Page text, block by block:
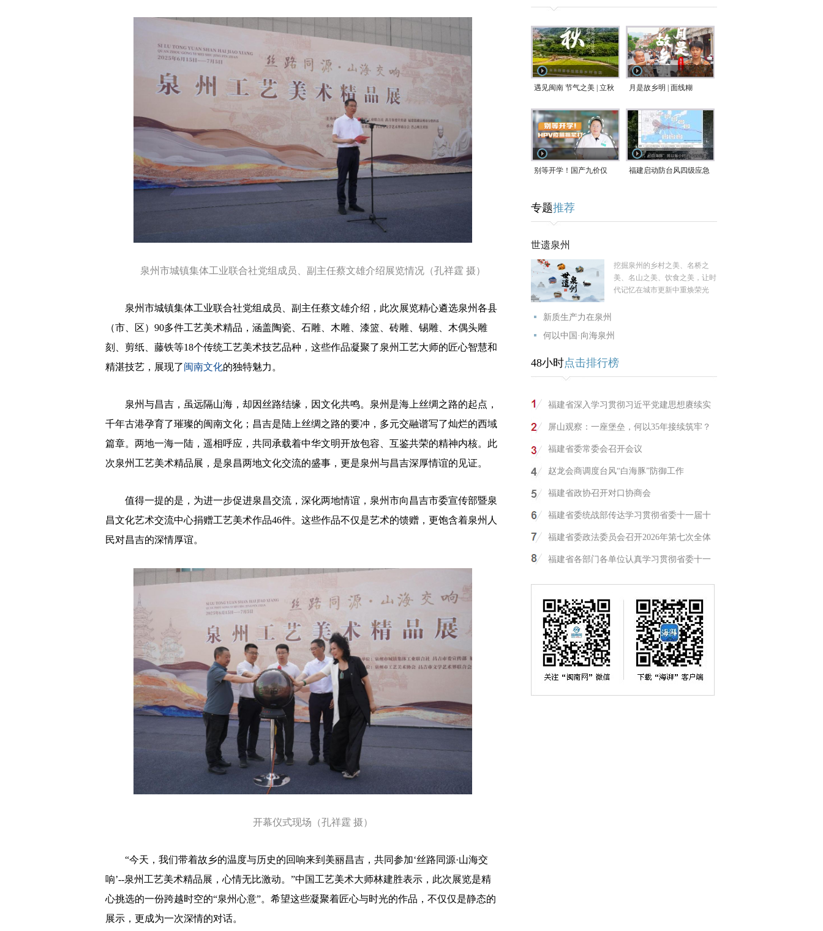
泉州市城镇集体工业联合社党组成员、副主任蔡文雄介绍展览情况（孔祥霆 摄）
泉州市城镇集体工业联合社党组成员、副主任蔡文雄介绍，此次展览精心遴选泉州各县
（市、区）90多件工艺美术精品，涵盖陶瓷、石雕、木雕、漆篮、砖雕、锡雕、木偶头雕
刻、剪纸、藤铁等18个传统工艺美术技艺品种，这些作品凝聚了泉州工艺大师的匠心智慧和
精湛技艺，展现了闽南文化的独特魅力。
泉州与昌吉，虽远隔山海，却因丝路结缘，因文化共鸣。泉州是海上丝绸之路的起点，
千年古港孕育了璀璨的闽南文化；昌吉是陆上丝绸之路的要冲，多元交融谱写了灿烂的西域
篇章。两地一海一陆，遥相呼应，共同承载着中华文明开放包容、互鉴共荣的精神内核。此
次泉州工艺美术精品展，是泉昌两地文化交流的盛事，更是泉州与昌吉深厚情谊的见证。
值得一提的是，为进一步促进泉昌交流，深化两地情谊，泉州市向昌吉市委宣传部暨泉
昌文化艺术交流中心捐赠工艺美术作品46件。这些作品不仅是艺术的馈赠，更饱含着泉州人
民对昌吉的深情厚谊。
开幕仪式现场（孔祥霆 摄）
“今天，我们带着故乡的温度与历史的回响来到美丽昌吉，共同参加‘丝路同源·山海交
响’--泉州工艺美术精品展，心情无比激动。”中国工艺美术大师林建胜表示，此次展览是精
心挑选的一份跨越时空的“泉州心意”。希望这些凝聚着匠心与时光的作品，不仅仅是静态的
展示，更成为一次深情的对话。
遇见闽南 节气之美 | 立秋 月是故乡明 | 面线糊
别等开学！国产九价仅
紧打
福建启动防台风四级应急
专题推荐
世遗泉州
挖掘泉州的乡村之美、名桥之
美、名山之美、饮食之美，让时
代记忆在城市更新中重焕荣光
新质生产力在泉州
何以中国·向海泉州
48小时点击排行榜
福建省深入学习贯彻习近平党建思想赓续实
屏山观察：一座堡垒，何以35年接续筑牢？
福建省委常委会召开会议
赵龙会商调度台风“白海豚”防御工作
福建省政协召开对口协商会
福建省委统战部传达学习贯彻省委十一届十
福建省委政法委员会召开2026年第七次全体
福建省各部门各单位认真学习贯彻省委十一